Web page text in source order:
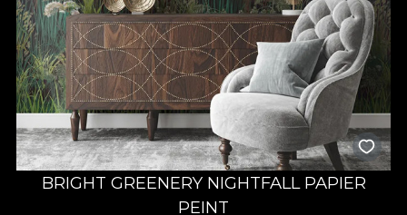
BRIGHT GREENERY NIGHTFALL PAPIER
PEINT